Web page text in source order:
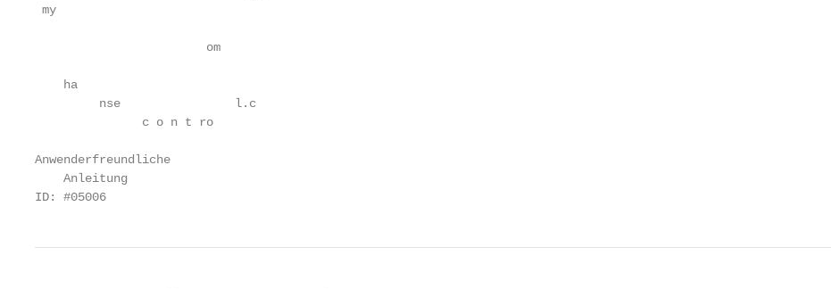
my
                        om
    ha
         nse                l.c
               c o n t ro
Anwenderfreundliche
    Anleitung
ID: #05006